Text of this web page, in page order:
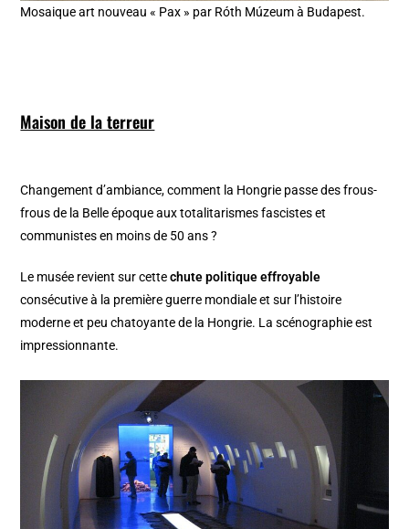
Mosaique art nouveau « Pax » par Róth Múzeum à Budapest.
Maison de la terreur
Changement d’ambiance, comment la Hongrie passe des frous-
frous de la Belle époque aux totalitarismes fascistes et
communistes en moins de 50 ans ?
Le musée revient sur cettechute politique effroyable
consécutive à la première guerre mondiale et sur l’histoire
moderne et peu chatoyante de la Hongrie. La scénographie est
impressionnante.